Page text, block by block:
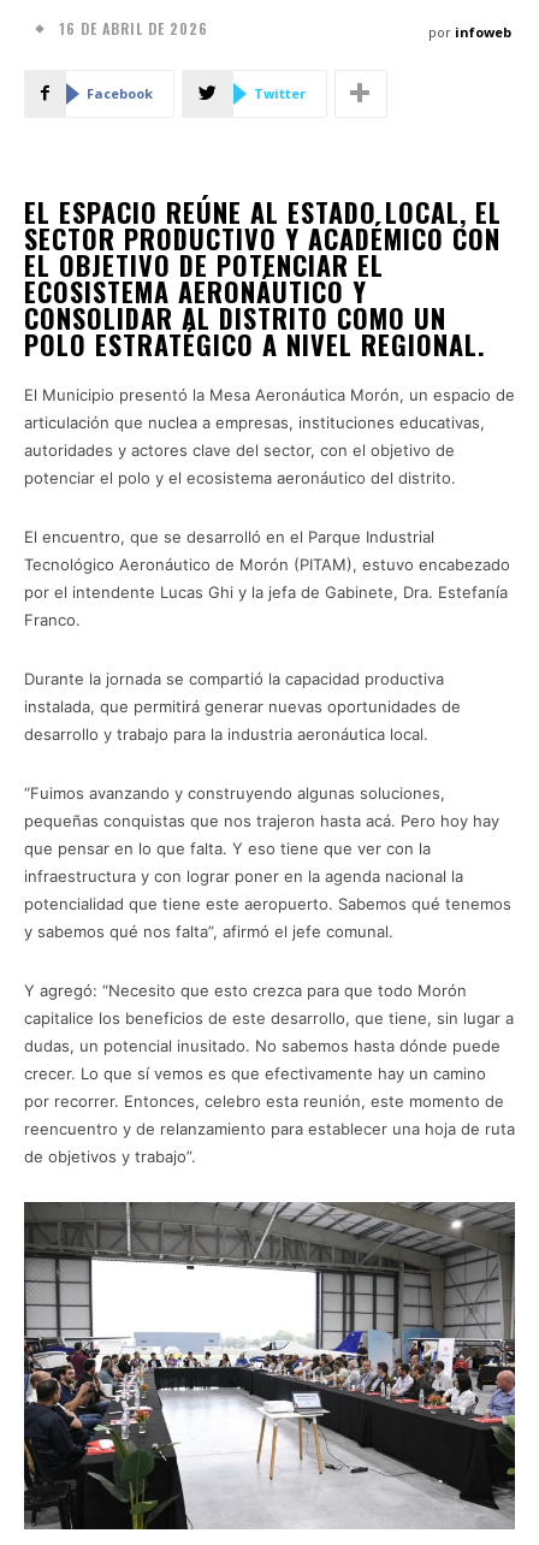
16 DE ABRIL DE 2026 por infoweb
Facebook Twitter
EL ESPACIO REÚNE AL ESTADO LOCAL, EL
SECTOR PRODUCTIVO Y ACADÉMICO CON
EL OBJETIVO DE POTENCIAR EL
ECOSISTEMA AERONÁUTICO Y
CONSOLIDAR AL DISTRITO COMO UN
POLO ESTRATÉGICO A NIVEL REGIONAL.
El Municipio presentó la Mesa Aeronáutica Morón, un espacio de
articulación que nuclea a empresas, instituciones educativas,
autoridades y actores clave del sector, con el objetivo de
potenciar el polo y el ecosistema aeronáutico del distrito.
El encuentro, que se desarrolló en el Parque Industrial
Tecnológico Aeronáutico de Morón (PITAM), estuvo encabezado
por el intendente Lucas Ghi y la jefa de Gabinete, Dra. Estefanía
Franco.
Durante la jornada se compartió la capacidad productiva
instalada, que permitirá generar nuevas oportunidades de
desarrollo y trabajo para la industria aeronáutica local.
“Fuimos avanzando y construyendo algunas soluciones,
pequeñas conquistas que nos trajeron hasta acá. Pero hoy hay
que pensar en lo que falta. Y eso tiene que ver con la
infraestructura y con lograr poner en la agenda nacional la
potencialidad que tiene este aeropuerto. Sabemos qué tenemos
y sabemos qué nos falta”, afirmó el jefe comunal.
Y agregó: “Necesito que esto crezca para que todo Morón
capitalice los beneficios de este desarrollo, que tiene, sin lugar a
dudas, un potencial inusitado. No sabemos hasta dónde puede
crecer. Lo que sí vemos es que efectivamente hay un camino
por recorrer. Entonces, celebro esta reunión, este momento de
reencuentro y de relanzamiento para establecer una hoja de ruta
de objetivos y trabajo”.